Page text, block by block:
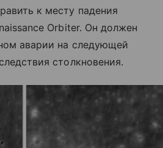
к месту падения
Orbiter. Он должен
аварии на следующей
столкновения.